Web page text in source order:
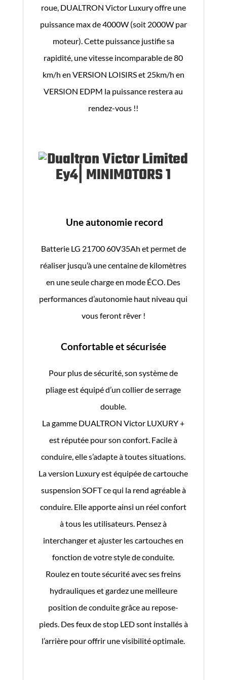
roue, DUALTRON Victor Luxury offre une
puissance max de 4000W (soit 2000W par
moteur). Cette puissance justifie sa
rapidité, une vitesse incomparable de 80
km/h en VERSION LOISIRS et 25km/h en
VERSION EDPM la puissance restera au
rendez-vous !!
Une autonomie record
Batterie LG 21700 60V35Ah et permet de
réaliser jusqu’à une centaine de kilomètres
en une seule charge en mode ÉCO. Des
performances d’autonomie haut niveau qui
vous feront rêver !
Confortable et sécurisée
Pour plus de sécurité, son système de
pliage est équipé d’un collier de serrage
double.
La gamme DUALTRON Victor LUXURY +
est réputée pour son confort. Facile à
conduire, elle s’adapte à toutes situations.
La version Luxury est équipée de cartouche
suspension SOFT ce qui la rend agréable à
conduire. Elle apporte ainsi un réel confort
à tous les utilisateurs. Pensez à
interchanger et ajuster les cartouches en
fonction de votre style de conduite.
Roulez en toute sécurité avec ses freins
hydrauliques et gardez une meilleure
position de conduite grâce au repose-
pieds. Des feux de stop LED sont installés à
l’arrière pour offrir une visibilité optimale.